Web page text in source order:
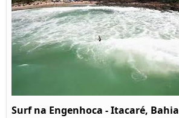
Surf na Engenhoca - Itacaré, Bahia